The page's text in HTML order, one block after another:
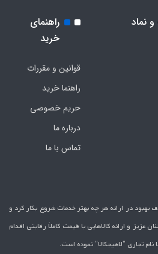
و نماد
راهنمای
خرید
قوانین و مقررات
راهنما خرید
حریم خصوصی
درباره ما
تماس با ما
از سال 1395 با هدف بهبود در ارائه هر چه بهتر خدمات شروع بکار کرد و
عزیز و ارائه کالاهایی با قیمت کاملاَ رقابتی اقدام
تجاری "لاهیج­کالا" نموده است.